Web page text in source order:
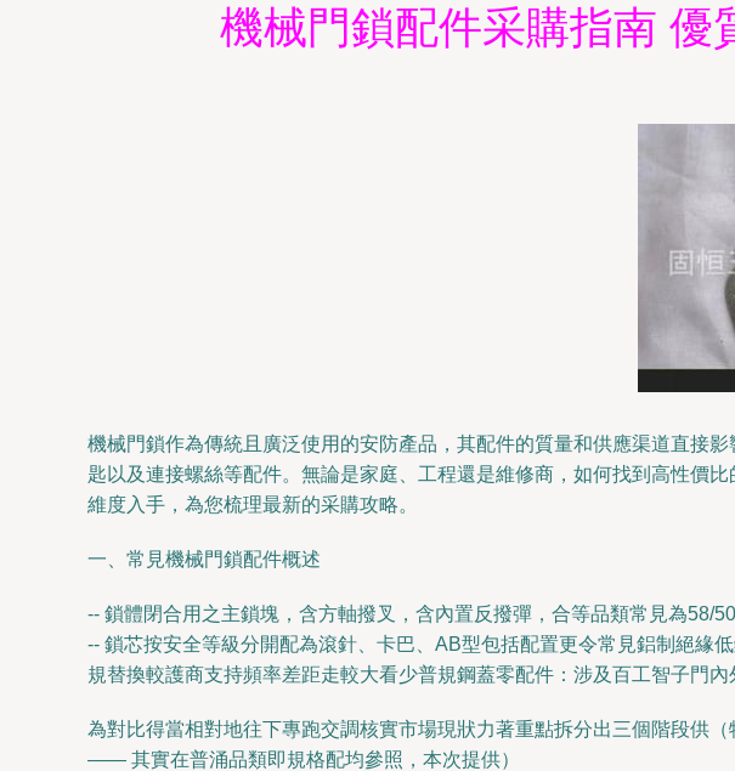
機械門鎖配件采購指南 優
機械門鎖作為傳統且廣泛使用的安防產品，其配件的質量和供應渠道直接
匙以及連接螺絲等配件。無論是家庭、工程還是維修商，如何找到高性價
維度入手，為您梳理最新的采購攻略。
一、常見機械門鎖配件概述
-- 鎖體閉合用之主鎖塊，含方軸撥叉，含內置反撥彈，合等品類常見為58/
-- 鎖芯按安全等級分開配為滾針、卡巴、AB型包括配置更令常見鋁制絕緣
規替換較護商支持頻率差距走較大看少普規鋼蓋零配件：涉及百工智子門內
為對比得當相對地往下專跑交調核實市場現狀力著重點拆分出三個階段供
—— 其實在普涌品類即規格配均參照，本次提供）